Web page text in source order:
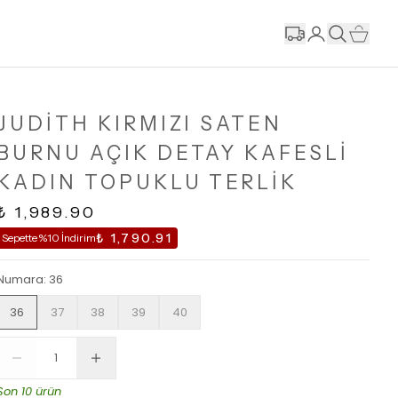
KIRMIZI SATEN
AÇIK DETAY KAFESLİ
TOPUKLU TERLİK
1,989.90
Sepette %10 İndirim₺ 1,790.91
: 36
36
37 38 39 40
10 ürün